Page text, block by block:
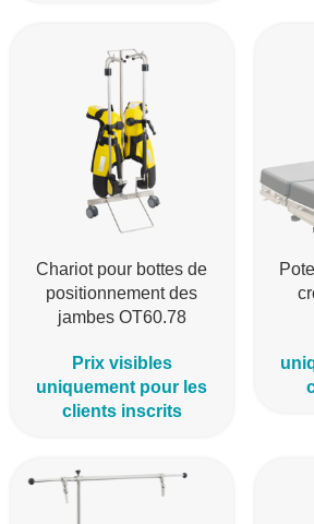
Chariot pour bottes de
positionnement des
jambes OT60.78
Prix visibles
uniquement pour les
clients inscrits